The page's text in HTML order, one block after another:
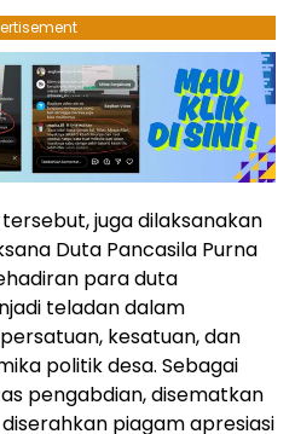
juga dilaksanakan
Duta Pancasila Purna
para duta
teladan dalam
kesatuan, dan
politik desa. Sebagai
pengabdian, disematkan
piagam apresiasi